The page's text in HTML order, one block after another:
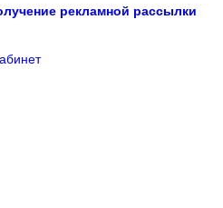
рекламной рассылки